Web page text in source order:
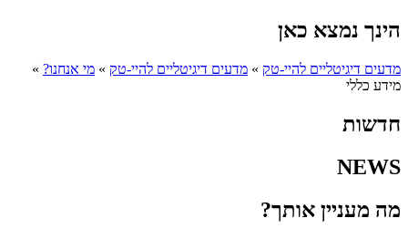
הינך נמצא כאן
מדעים דיגיטליים להיי-טק » מדעים דיגיטליים להיי-טק » מי אנחנו? »
מידע כללי
חדשות
NEWS
מה מעניין אותך?